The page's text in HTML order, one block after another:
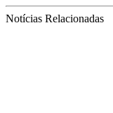
Notícias Relacionadas